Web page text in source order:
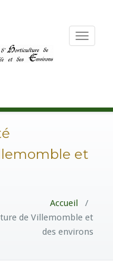
Toggle
et
Accueil /
de Villemomble et
des environs